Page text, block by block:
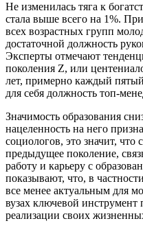
Не изменилась тяга к
стала выше всего на 1%.
всех возрастных групп
достаточной должность
Эксперты отмечают
поколения Z, или
лет, примерно каждый
для себя должность топ-
Значимость образования
нацеленность на него
социологов, это значит,
предыдущее поколение,
работу и карьеру с
показывают, что, в
все менее актуальным для
вузах ключевой
реализации своих